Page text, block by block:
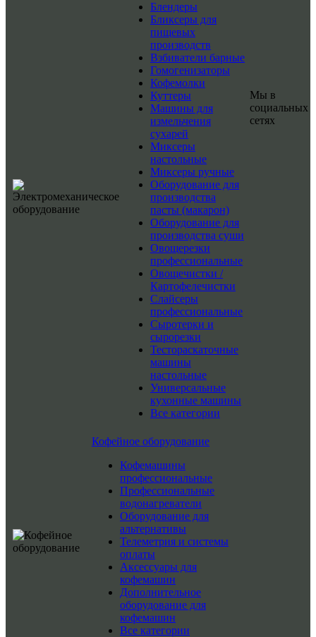
Блендеры
Бликсеры для
пищевых
производств
Взбиватели барные
Гомогенизаторы
Кофемолки
Куттеры
Машины для
измельчения
сухарей
Миксеры
настольные
Миксеры ручные
Оборудование для
производства
пасты (макарон)
Оборудование для
производства суши
Овощерезки
профессиональные
Овощечистки /
Картофелечистки
Слайсеры
профессиональные
Сыротерки и
сырорезки
Тестораскаточные
машины
настольные
Универсальные
кухонные машины
Все категории
Кофейное оборудование
Кофемашины
профессиональные
Профессиональные
водонагреватели
Оборудование для
альтернативы
Телеметрия и системы
оплаты
Аксессуары для
кофемашин
Дополнительное
оборудование для
кофемашин
Все категории
Мы в
социальных
сетях